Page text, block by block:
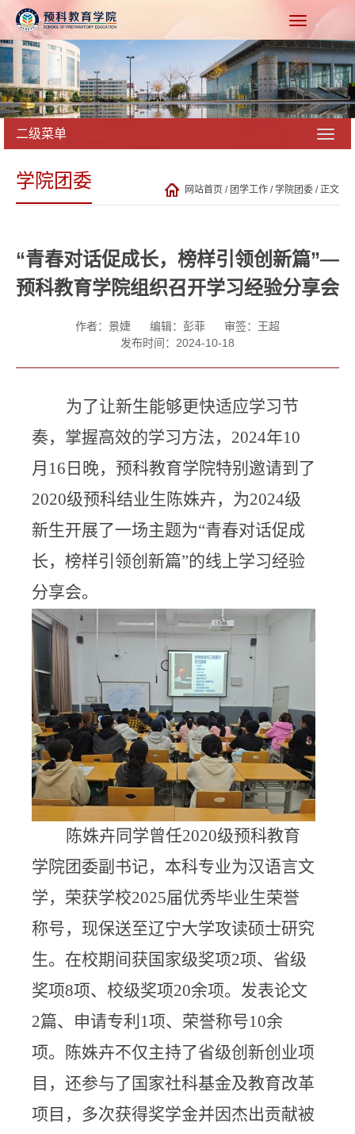
二级菜单
学院团委 网站首页 / 团学工作 /学院团委 / 正文
“青春对话促成长，榜样引领创新篇”—
预科教育学院组织召开学习经验分享会
作者：景婕 编辑：彭菲
审签：王超
发布时间：2024-10-18
为了让新生能够更快适应学习节
奏，掌握高效的学习方法， 2024年10
月 16 日晚，预科教育学院特别邀请到了
2020级预科结业生陈姝卉，为2024级
新生开展了一场主题为“青春对话促成
长，榜样引领创新篇”的线上学习经验
分享会。
陈姝卉同学曾任2020级预科教育
学院团委副书记，本科专业为汉语言文
学，荣获学校2025届优秀毕业生荣誉
称号，现保送至辽宁大学攻读硕士研究
生。在校期间获国家级奖项2项、省级
奖项8项、校级奖项20余项。发表论文
2篇、申请专利 1项、荣誉称号10余
项。陈姝卉不仅主持了省级创新创业项
目，还参与了国家社科基金及教育改革
项目，多次获得奖学金并因杰出贡献被